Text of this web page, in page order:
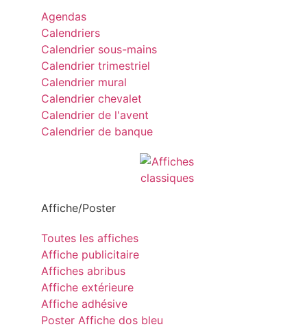
Agendas
Calendriers
Calendrier sous-mains
Calendrier trimestriel
Calendrier mural
Calendrier chevalet
Calendrier de l'avent
Calendrier de banque
Affiche/Poster
Toutes les affiches
Affiche publicitaire
Affiches abribus
Affiche extérieure
Affiche adhésive
Poster Affiche dos bleu